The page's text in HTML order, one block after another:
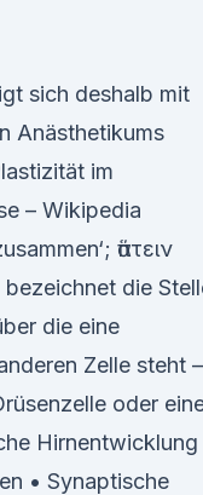
sich deshalb mit
Anästhetikums
im
– Wikipedia
ἅπτειν
bezeichnet die
die eine
Zelle steht –
oder
Hirnentwicklung
• Synaptische